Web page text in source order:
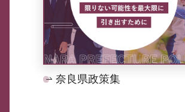
奈良県政策集